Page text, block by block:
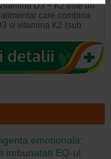
D3 + K2 este un
care combina
si vitamina K2 (sub…
emotionala:
imbunatati EQ-ul